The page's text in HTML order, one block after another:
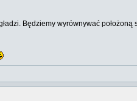
Będziemy wyrównywać